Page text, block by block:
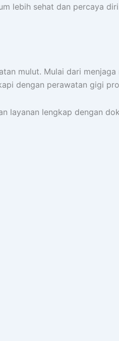
lebih sehat dan percaya
mulut. Mulai dari
dengan perawatan gigi
layanan lengkap dengan